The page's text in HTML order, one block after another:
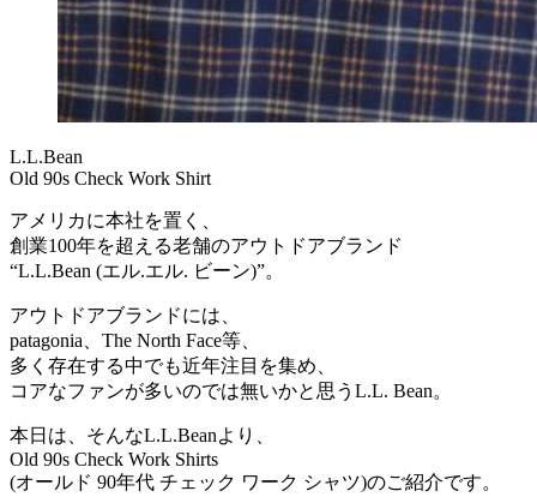
L.L.Bean
Old 90s Check Work Shirt
アメリカに本社を置く、
創業100年を超える老舗のアウトドアブランド
“L.L.Bean (エル.エル. ビーン)”。
アウトドアブランドには、
patagonia、The North Face等、
多く存在する中でも近年注目を集め、
コアなファンが多いのでは無いかと思うL.L. Bean。
本日は、そんなL.L.Beanより、
Old 90s Check Work Shirts
(オールド 90年代 チェック ワーク シャツ)のご紹介です。